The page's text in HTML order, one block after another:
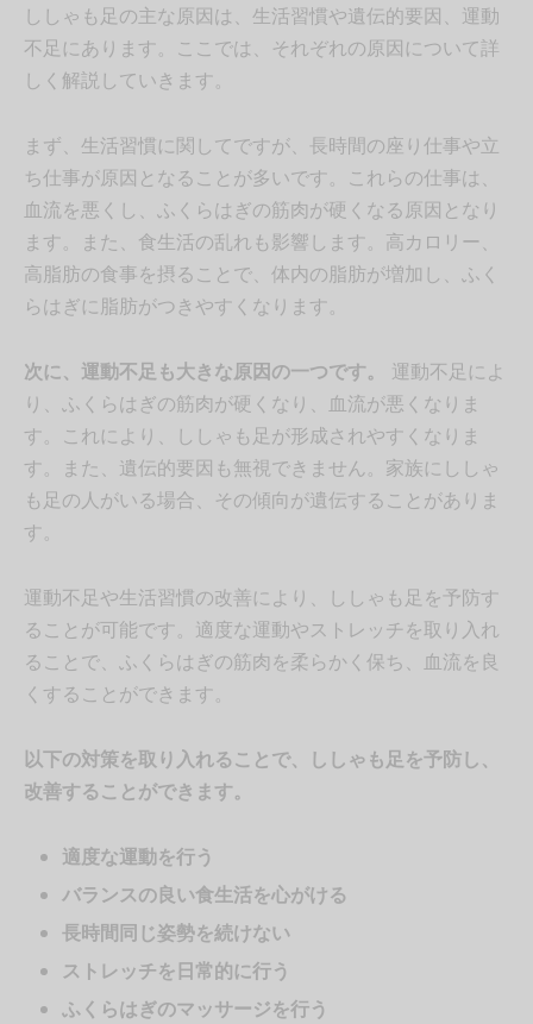
ししゃも足の主な原因は、生活習慣や遺伝的要因、運動
不足にあります。ここでは、それぞれの原因について詳
しく解説していきます。
まず、生活習慣に関してですが、長時間の座り仕事や立
ち仕事が原因となることが多いです。これらの仕事は、
血流を悪くし、ふくらはぎの筋肉が硬くなる原因となり
ます。また、食生活の乱れも影響します。高カロリー、
高脂肪の食事を摂ることで、体内の脂肪が増加し、ふく
らはぎに脂肪がつきやすくなります。
次に、運動不足も大きな原因の一つです。
運動不足によ
り、ふくらはぎの筋肉が硬くなり、血流が悪くなりま
す。これにより、ししゃも足が形成されやすくなりま
す。また、遺伝的要因も無視できません。家族にししゃ
も足の人がいる場合、その傾向が遺伝することがありま
す。
運動不足や生活習慣の改善により、ししゃも足を予防す
ることが可能です。適度な運動やストレッチを取り入れ
ることで、ふくらはぎの筋肉を柔らかく保ち、血流を良
くすることができます。
以下の対策を取り入れることで、ししゃも足を予防し、
改善することができます。
適度な運動を行う
バランスの良い食生活を心がける
長時間同じ姿勢を続けない
ストレッチを日常的に行う
ふくらはぎのマッサージを行う